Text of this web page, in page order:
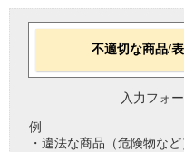
不適切な商品/
入力フォ
例
・違法な商品（危険物など